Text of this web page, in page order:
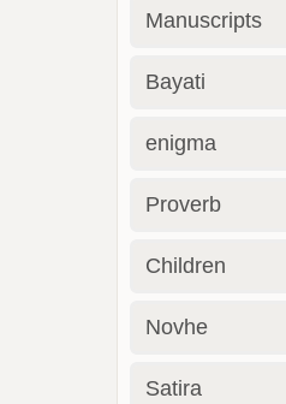
Manuscripts
Bayati
enigma
Proverb
Children
Novhe
Satira